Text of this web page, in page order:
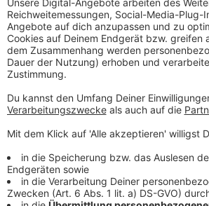
Die
Anzeige
"Wir sehen unsere
rechts) und Mourice
Stadt vor dem
Unter anderem mit
seit Jahren seine
Straßenverkauf
Auskunft der